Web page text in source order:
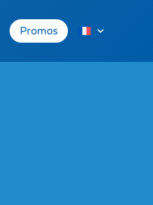
Promos